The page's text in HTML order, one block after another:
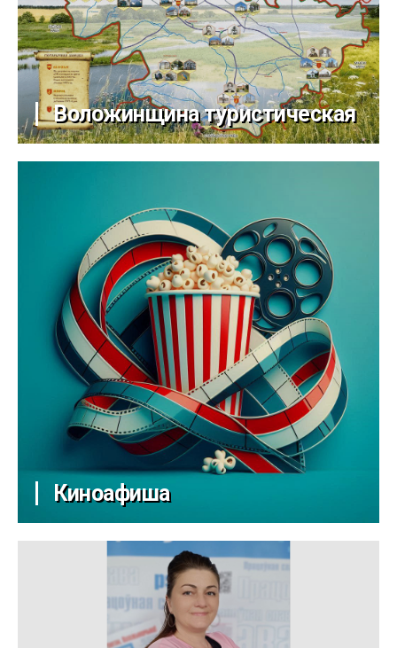
Воложинщина туристическая
Киноафиша